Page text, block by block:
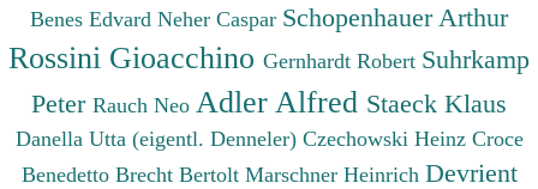
Benes Edvard Neher Caspar Schopenhauer Arthur
Rossini Gioacchino Gernhardt Robert Suhrkamp
Peter Rauch Neo Adler Alfred Staeck Klaus
Danella Utta (eigentl. Denneler) Czechowski Heinz Croce
Benedetto Brecht Bertolt Marschner Heinrich Devrient